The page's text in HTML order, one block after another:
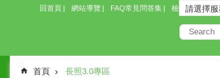
回首頁 網站導覽 FAQ常見問答集 檢索
:::
首頁 長照3.0專區